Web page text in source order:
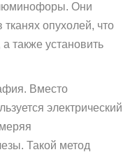
Они
опухолей, что
также установить
Вместо
электрический
Такой метод